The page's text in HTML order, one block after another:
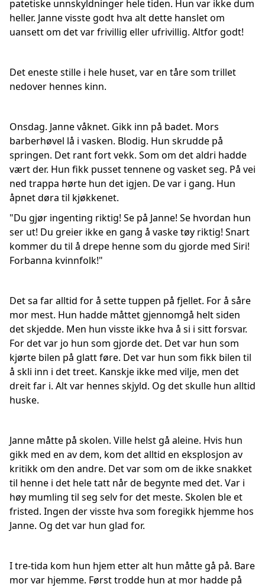
patetiske unnskyldninger hele tiden. Hun var ikke dum
heller. Janne visste godt hva alt dette hanslet om
uansett om det var frivillig eller ufrivillig. Altfor godt!
Det eneste stille i hele huset, var en tåre som trillet
nedover hennes kinn.
Onsdag. Janne våknet. Gikk inn på badet. Mors
barberhøvel lå i vasken. Blodig. Hun skrudde på
springen. Det rant fort vekk. Som om det aldri hadde
vært der. Hun fikk pusset tennene og vasket seg. På vei
ned trappa hørte hun det igjen. De var i gang. Hun
åpnet døra til kjøkkenet.
"Du gjør ingenting riktig! Se på Janne! Se hvordan hun
ser ut! Du greier ikke en gang å vaske tøy riktig! Snart
kommer du til å drepe henne som du gjorde med Siri!
Forbanna kvinnfolk!"
Det sa far alltid for å sette tuppen på fjellet. For å såre
mor mest. Hun hadde måttet gjennomgå helt siden
det skjedde. Men hun visste ikke hva å si i sitt forsvar.
For det var jo hun som gjorde det. Det var hun som
kjørte bilen på glatt føre. Det var hun som fikk bilen til
å skli inn i det treet. Kanskje ikke med vilje, men det
dreit far i. Alt var hennes skjyld. Og det skulle hun alltid
huske.
Janne måtte på skolen. Ville helst gå aleine. Hvis hun
gikk med en av dem, kom det alltid en eksplosjon av
kritikk om den andre. Det var som om de ikke snakket
til henne i det hele tatt når de begynte med det. Var i
høy mumling til seg selv for det meste. Skolen ble et
fristed. Ingen der visste hva som foregikk hjemme hos
Janne. Og det var hun glad for.
I tre-tida kom hun hjem etter alt hun måtte gå på. Bare
mor var hjemme. Først trodde hun at mor hadde på